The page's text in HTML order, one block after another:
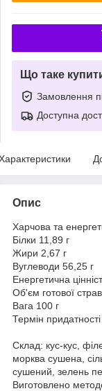
Що таке
Замовлення
Доступна
Опис
Харчова та
Білки 11,89 г
Жири 2,67 г
Вуглеводи 56,25 г
Енергетична
Об'єм готової
Вага 100 г
Термін
Склад: кус-кус,
морква сушена,
сушений, зелень
Виготовлено